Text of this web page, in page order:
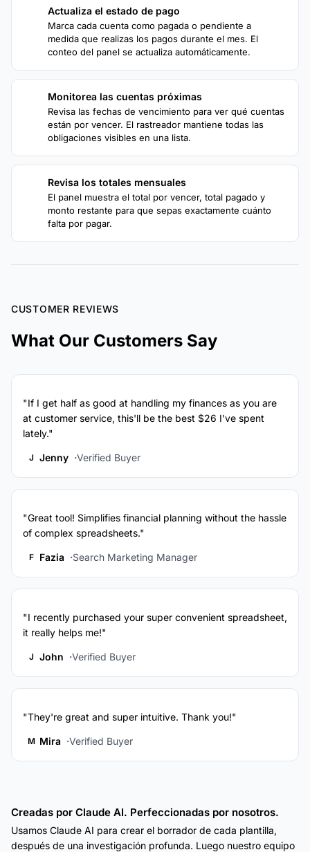
Actualiza el estado de pago
Marca cada cuenta como pagada o pendiente a
medida que realizas los pagos durante el mes. El
conteo del panel se actualiza automáticamente.
Monitorea las cuentas próximas
Revisa las fechas de vencimiento para ver qué cuentas
están por vencer. El rastreador mantiene todas las
obligaciones visibles en una lista.
Revisa los totales mensuales
El panel muestra el total por vencer, total pagado y
monto restante para que sepas exactamente cuánto
falta por pagar.
CUSTOMER REVIEWS
What Our Customers Say
"If I get half as good at handling my finances as you are
at customer service, this'll be the best $26 I've spent
lately."
J Jenny Verified Buyer
"Great tool! Simplifies financial planning without the hassle
of complex spreadsheets."
F Fazia Search Marketing Manager
"I recently purchased your super convenient spreadsheet,
it really helps me!"
J John Verified Buyer
"They're great and super intuitive. Thank you!"
M Mira Verified Buyer
Creadas por Claude AI. Perfeccionadas por nosotros.
Usamos Claude AI para crear el borrador de cada plantilla,
después de una investigación profunda. Luego nuestro equipo